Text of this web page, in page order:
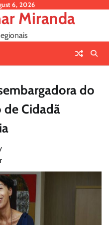
6, 2026
Miranda
do
de Cidadã